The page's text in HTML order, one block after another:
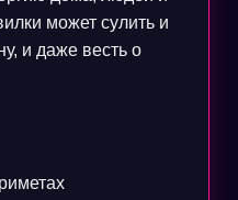
может сулить и
и даже весть о